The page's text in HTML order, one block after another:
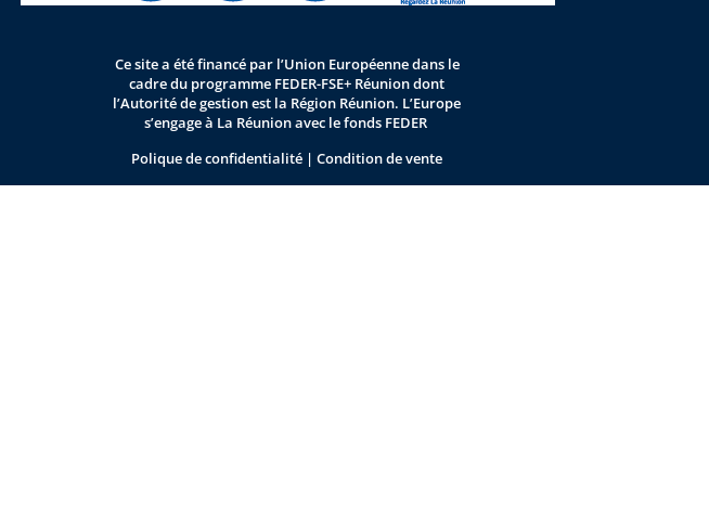
Ce site a été financé par l’Union Européenne dans le
cadre du programme FEDER-FSE+ Réunion dont
l’Autorité de gestion est la Région Réunion. L’Europe
s’engage à La Réunion avec le fonds FEDER
Polique de confidentialité |Condition de vente